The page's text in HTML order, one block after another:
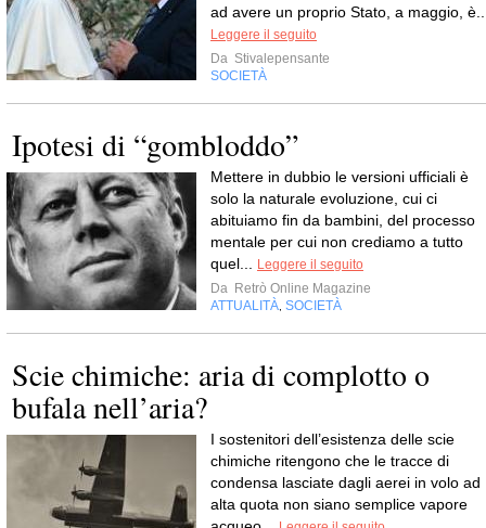
ad avere un proprio Stato, a maggio,
Leggere il seguito
Da Stivalepensante
SOCIETÀ
Ipotesi di “gombloddo”
Mettere in dubbio le versioni ufficiali è
solo la naturale evoluzione, cui ci
abituiamo fin da bambini, del processo
mentale per cui non crediamo a tutto
quel...
Leggere il seguito
Da Retrò Online Magazine
ATTUALITÀ SOCIETÀ
Scie chimiche: aria di complotto o
bufala nell’aria?
I sostenitori dell’esistenza delle scie
chimiche ritengono che le tracce di
condensa lasciate dagli aerei in volo ad
alta quota non siano semplice vapore